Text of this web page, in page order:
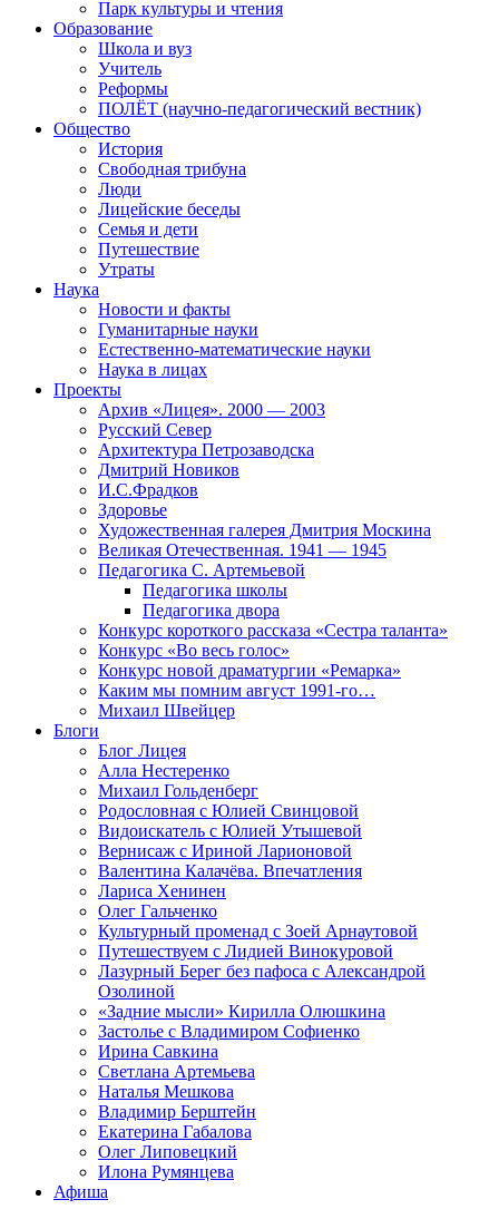
Парк культуры и чтения
Образование
Школа и вуз
Учитель
Реформы
ПОЛЁТ (научно-педагогический вестник)
Общество
История
Свободная трибуна
Люди
Лицейские беседы
Семья и дети
Путешествие
Утраты
Наука
Новости и факты
Гуманитарные науки
Естественно-математические науки
Наука в лицах
Проекты
Архив «Лицея». 2000 — 2003
Русский Север
Архитектура Петрозаводска
Дмитрий Новиков
И.С.Фрадков
Здоровье
Художественная галерея Дмитрия Москина
Великая Отечественная. 1941 — 1945
Педагогика С. Артемьевой
Педагогика школы
Педагогика двора
Конкурс короткого рассказа «Сестра таланта»
Конкурс «Во весь голос»
Конкурс новой драматургии «Ремарка»
Каким мы помним август 1991-го…
Михаил Швейцер
Блоги
Блог Лицея
Алла Нестеренко
Михаил Гольденберг
Родословная с Юлией Свинцовой
Видоискатель с Юлией Утышевой
Вернисаж с Ириной Ларионовой
Валентина Калачёва. Впечатления
Лариса Хенинен
Олег Гальченко
Культурный променад с Зоей Арнаутовой
Путешествуем с Лидией Винокуровой
Лазурный Берег без пафоса с Александрой
Озолиной
«Задние мысли» Кирилла Олюшкина
Застолье с Владимиром Софиенко
Ирина Савкина
Светлана Артемьева
Наталья Мешкова
Владимир Берштейн
Екатерина Габалова
Олег Липовецкий
Илона Румянцева
Афиша